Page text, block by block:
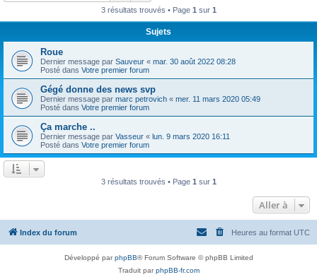
3 résultats trouvés • Page 1 sur 1
Sujets
Roue
Dernier message par Sauveur « mar. 30 août 2022 08:28
Posté dans Votre premier forum
Gégé donne des news svp
Dernier message par marc petrovich « mer. 11 mars 2020 05:49
Posté dans Votre premier forum
Ça marche ..
Dernier message par Vasseur « lun. 9 mars 2020 16:11
Posté dans Votre premier forum
3 résultats trouvés • Page 1 sur 1
Aller à
Index du forum Heures au format UTC
Développé parphpBB® Forum Software © phpBB Limited
Traduit parphpBB-fr.com